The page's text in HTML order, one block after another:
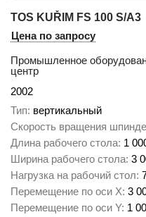
TOS KUŘIM FS 100 S/A3
Цена по запросу
Промышленное
центр
2002
Тип вертикальный
Скорость вращения
Длина рабочего стола 1
Ширина рабочего стола 3
Нагрузка на рабочий стол
Перемещение по оси X 3
Перемещение по оси Y 1